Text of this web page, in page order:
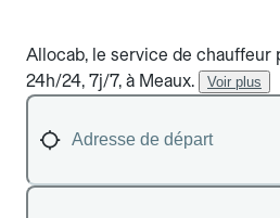
Allocab, le service de chauffeur
24h/24, 7j/7, à Meaux.
Voir plus